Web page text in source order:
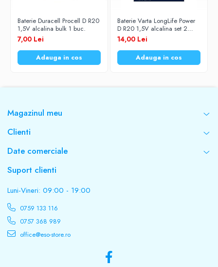
Baterie Duracell Procell D R20
1,5V alcalina bulk 1 buc.
7,00 Lei
Adauga in cos
Baterie Varta LongLife Power
D R20 1,5V alcalina set 2
buc.
14,00 Lei
Adauga in cos
Magazinul meu
Clienti
Date comerciale
Suport clienti
Luni-Vineri: 09:00 - 19:00
0759 133 116
0757 368 989
office@eso-store.ro